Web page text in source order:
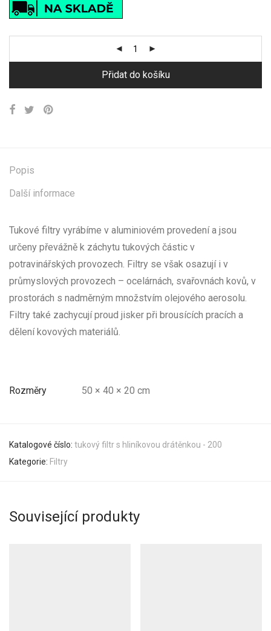
Přidat do košíku
Popis
Další informace
Tukové filtry vyrábíme v aluminiovém provedení a jsou
určeny převážně k záchytu tukových částic v
potravinářských provozech. Filtry se však osazují i v
průmyslových provozech – ocelárnách, svařovnách kovů, v
prostorách s nadměrným množstvím olejového aerosolu.
Filtry také zachycují proud jisker při brousících pracích a
dělení kovových materiálů.
Rozměry 50 × 40 × 20 cm
Katalogové číslo: tukový filtr s hliníkovou drátěnkou - 200
Kategorie: Filtry
Související produkty